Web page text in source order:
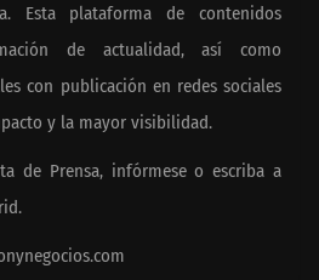
Esta plataforma de contenidos
de actualidad, así como
con publicación en redes sociales
y la mayor visibilidad.
de Prensa, infórmese o escriba a